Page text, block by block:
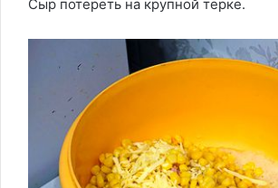
Сыр потереть на крупной терке.